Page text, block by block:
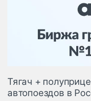
Тягач +
автопоездов в